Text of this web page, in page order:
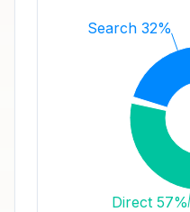
Search 32%
Direct 57%